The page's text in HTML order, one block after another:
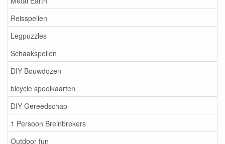
Reisspellen
Legpuzzles
Schaakspellen
DIY Bouwdozen
bicycle speelkaarten
DIY Gereedschap
1 Persoon Breinbrekers
Outdoor fun